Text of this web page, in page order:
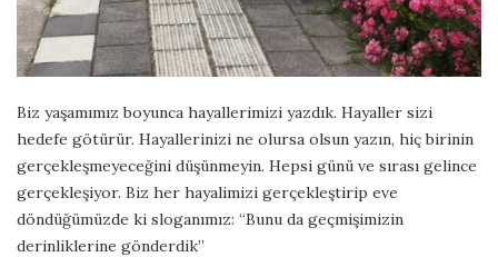
Biz yaşamımız boyunca hayallerimizi yazdık. Hayaller sizi
hedefe götürür. Hayallerinizi ne olursa olsun yazın, hiç birinin
gerçekleşmeyeceğini düşünmeyin. Hepsi günü ve sırası gelince
gerçekleşiyor. Biz her hayalimizi gerçekleştirip eve
döndüğümüzde ki sloganımız: “Bunu da geçmişimizin
derinliklerine gönderdik”